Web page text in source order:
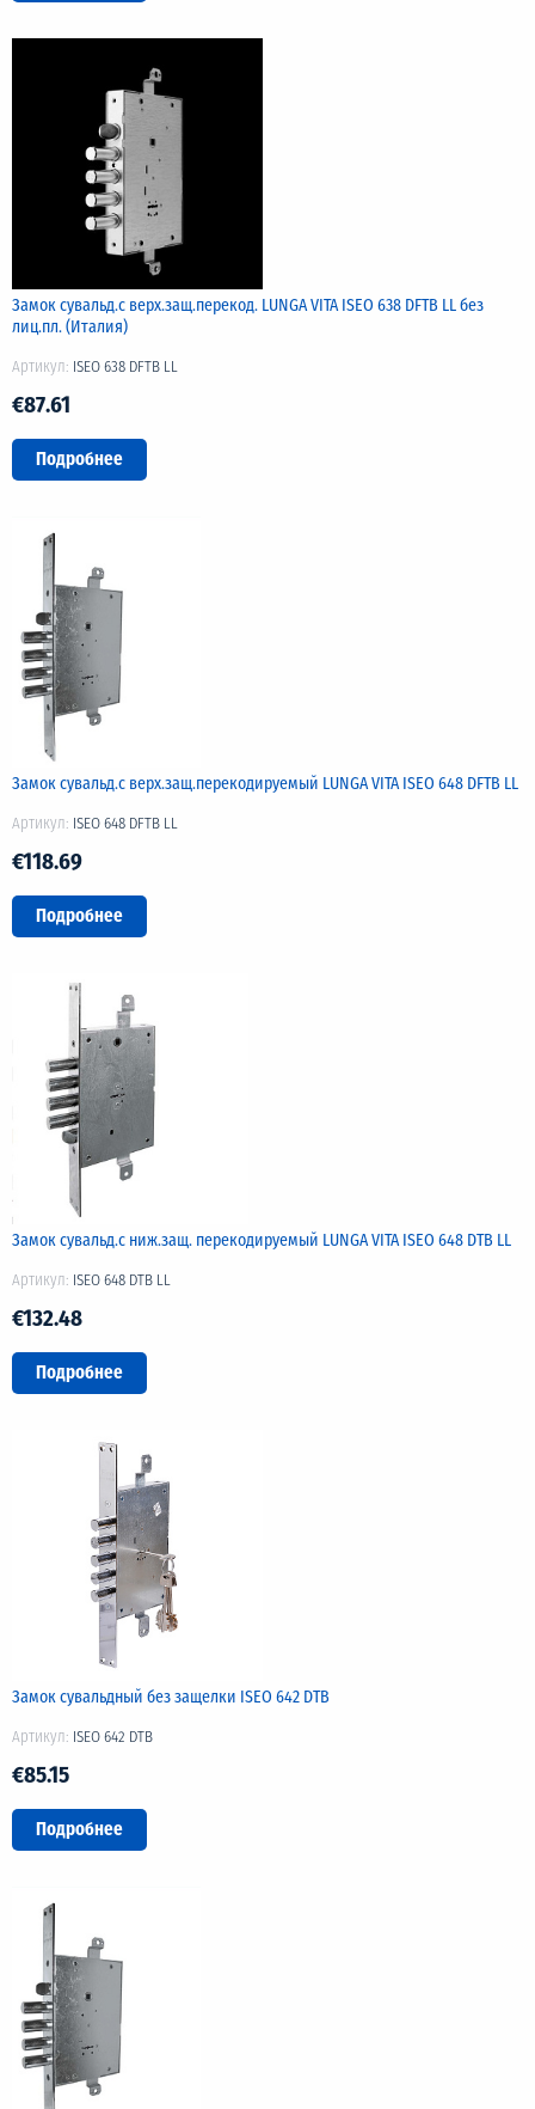
Замок сувальд.с верх.защ.перекод. LUNGA VITA ISEO 638 DFTB LL без
лиц.пл. (Италия)
Артикул: ISEO 638 DFTB LL
€87.61
Подробнее
Замок сувальд.с верх.защ.перекодируемый LUNGA VITA ISEO 648 DFTB LL
Артикул: ISEO 648 DFTB LL
€118.69
Подробнее
Замок сувальд.с ниж.защ. перекодируемый LUNGA VITA ISEO 648 DTB LL
Артикул: ISEO 648 DTB LL
€132.48
Подробнее
Замок сувальдный без защелки ISEO 642 DTB
Артикул: ISEO 642 DTB
€85.15
Подробнее